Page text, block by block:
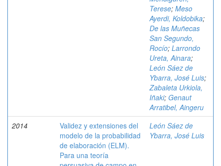
Terese; Meso
Ayerdi, Koldobika;
De las Muñecas
San Segundo,
Rocío; Larrondo
Ureta, Ainara;
León Sáez de
Ybarra, José Luis;
Zabaleta Urkiola,
Iñaki; Genaut
Arratibel, Aingeru
2014
Validez y extensiones del
modelo de la probabilidad
de elaboración (ELM).
Para una teoría
León Sáez de
Ybarra, José Luis